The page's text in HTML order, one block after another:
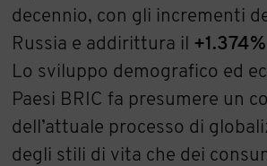
decennio, con gli incrementi
Russia e addirittura il
Lo sviluppo demografico ed
Paesi BRIC fa presumere un
dell’attuale processo di
degli stili di vita che dei